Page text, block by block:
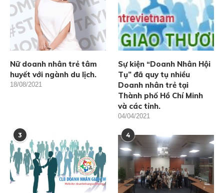
Nữ doanh nhân trẻ tâm
huyết với ngành du lịch.
18/08/2021
Sự kiện “Doanh Nhân Hội
Tụ” đã quy tụ nhiều
Doanh nhân trẻ tại
Thành phố Hồ Chí Minh
và các tỉnh.
04/04/2021
3 4